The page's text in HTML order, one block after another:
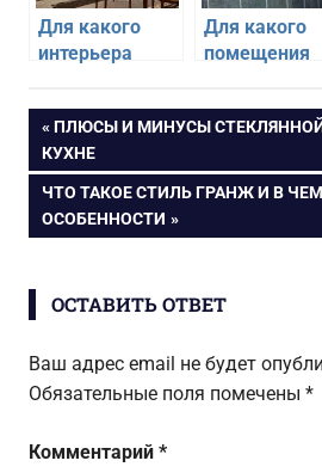
Для какого
интерьера
фрески
Для какого
помещения
отделка
Навигация
по
записям
ПРЕДЫДУЩАЯ
ЗАПИСЬ:
ПЛЮСЫ И МИНУСЫ
КУХНЕ
СЛЕДУЮЩАЯ
ЗАПИСЬ:
ЧТО ТАКОЕ СТИЛЬ ГРАНЖ И В
ОСОБЕННОСТИ
ОСТАВИТЬ ОТВЕТ
Ваш адрес email не будет
Обязательные поля помечены *
Комментарий *